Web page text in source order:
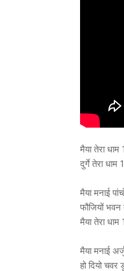
मैया तेरा
दुर्गे तेरा
मैया मनाई
फौजियों भवन
मैया तेरा
मैया मनाई
हो दियो